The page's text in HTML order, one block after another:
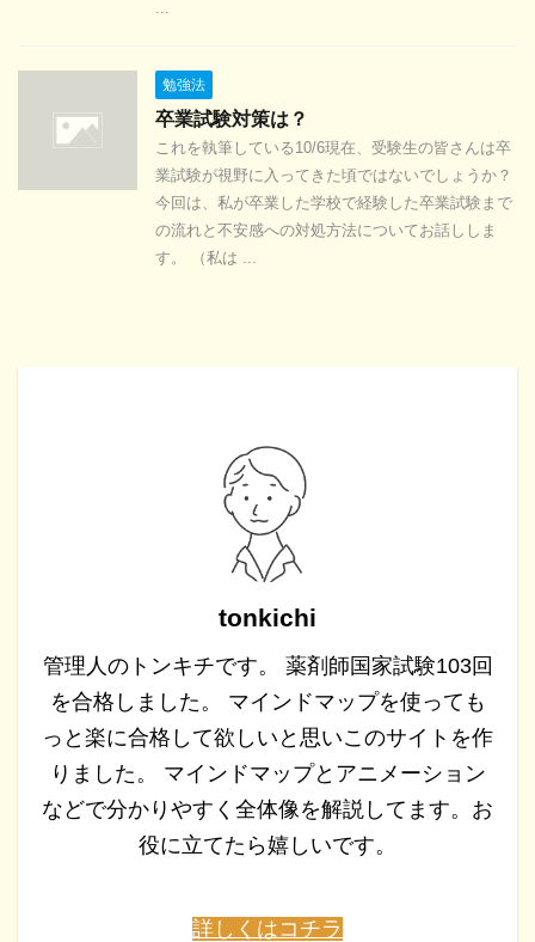
...
勉強法
卒業試験対策は？
これを執筆している10/6現在、受験生の皆さんは卒
業試験が視野に入ってきた頃ではないでしょうか？
今回は、私が卒業した学校で経験した卒業試験まで
の流れと不安感への対処方法についてお話ししま
す。 （私は ...
tonkichi
管理人のトンキチです。 薬剤師国家試験103回
を合格しました。 マインドマップを使っても
っと楽に合格して欲しいと思いこのサイトを作
りました。 マインドマップとアニメーション
などで分かりやすく全体像を解説してます。お
役に立てたら嬉しいです。
詳しくはコチラ